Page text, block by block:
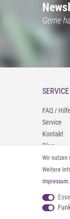
Gerne
SERVICE
FAQ / Hilfe
Service
Kontakt
Blog
Wir nutzen
Weitere
Impressum.